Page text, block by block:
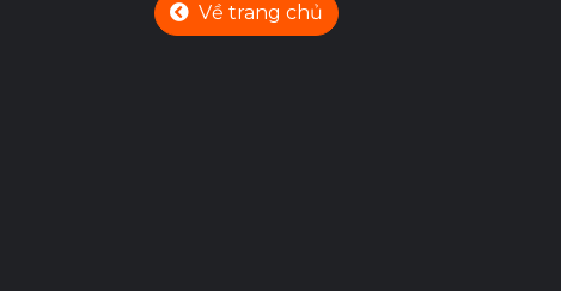
Về trang chủ